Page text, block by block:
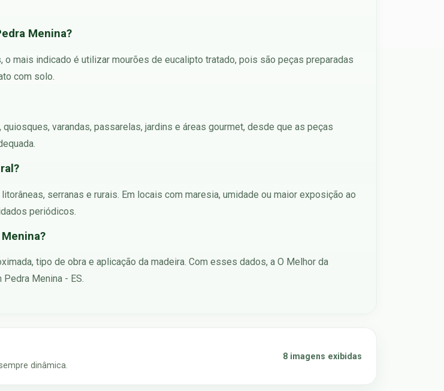
Menina?
mais indicado é utilizar mourões de eucalipto tratado, pois são peças preparadas
com solo.
varandas, passarelas, jardins e áreas gourmet, desde que as peças
serranas e rurais. Em locais com maresia, umidade ou maior exposição ao
periódicos.
tipo de obra e aplicação da madeira. Com esses dados, a O Melhor da
Menina - ES.
dinâmica.
8 imagens exibidas